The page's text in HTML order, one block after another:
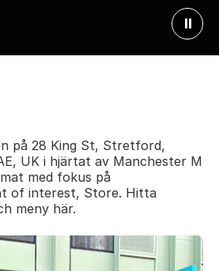
⏸
på 28 King St, Stretford,
UK i hjärtat av Manchester M
med fokus på
of interest, Store. Hitta
meny här.